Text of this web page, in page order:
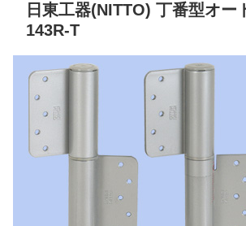
日東工器(NITTO) 丁番型オー
143R-T